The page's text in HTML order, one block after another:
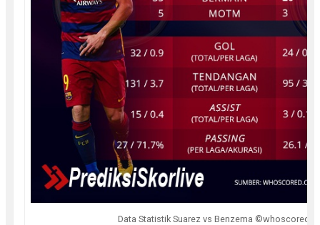
Data Statistik Suarez vs Benzema